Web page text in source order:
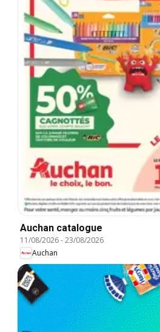
Auchan catalogue
11/08/2026-23/08/2026
Auchan